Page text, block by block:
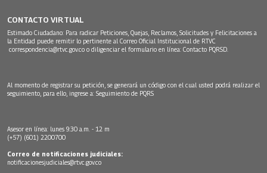
CONTACTO VIRTUAL
Estimado Ciudadano: Para radicar Peticiones, Quejas, Reclamos, Solicitudes y Felicitaciones a
la Entidad puede remitir lo pertinente al Correo Oficial Institucional de RTVC
correspondencia@rtvc.gov.co o diligenciar el formulario en línea: Contacto PQRSD.
Al momento de registrar su petición, se generará un código con el cual usted podrá realizar el
seguimiento, para ello, ingrese a: Seguimiento de PQRS
Asesor en línea: lunes 9:30 a.m. - 12 m
(+57) (601) 2200700
Correo de notificaciones judiciales:
notificacionesjudiciales@rtvc.gov.co